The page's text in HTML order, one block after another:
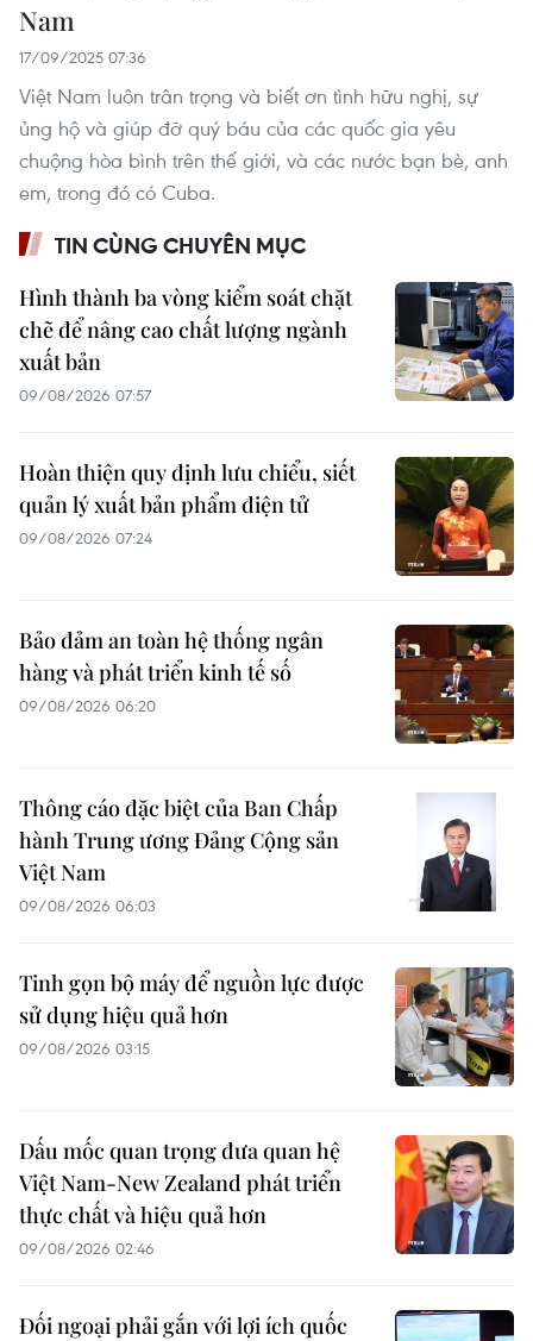
Nam
17/09/2025 07:36
Việt Nam luôn trân trọng và biết ơn tình hữu nghị, sự
ủng hộ và giúp đỡ quý báu của các quốc gia yêu
chuộng hòa bình trên thế giới, và các nước bạn bè, anh
em, trong đó có Cuba.
TIN CÙNG CHUYÊN MỤC
Hình thành ba vòng kiểm soát chặt
chẽ để nâng cao chất lượng ngành
xuất bản
09/08/2026 07:57
Hoàn thiện quy định lưu chiểu, siết
quản lý xuất bản phẩm điện tử
09/08/2026 07:24
Bảo đảm an toàn hệ thống ngân
hàng và phát triển kinh tế số
09/08/2026 06:20
Thông cáo đặc biệt của Ban Chấp
hành Trung ương Đảng Cộng sản
Việt Nam
09/08/2026 06:03
Tinh gọn bộ máy để nguồn lực được
sử dụng hiệu quả hơn
09/08/2026 03:15
Dấu mốc quan trọng đưa quan hệ
Việt Nam-New Zealand phát triển
thực chất và hiệu quả hơn
09/08/2026 02:46
Đối ngoại phải gắn với lợi ích quốc